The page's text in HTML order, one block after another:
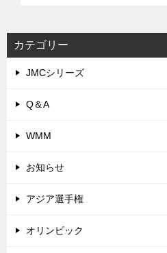
カテゴリー
JMCシリーズ
Q＆A
WMM
お知らせ
アジア選手権
オリンピック